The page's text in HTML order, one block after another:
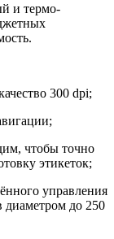
и термо-
300 dpi;
чтобы точно
этикеток;
управления
диаметром до 250